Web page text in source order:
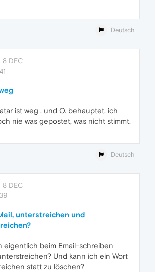
Deutsch
8 DEC
ist weg , und O. behauptet, ich
nie was gepostet, was nicht stimmt.
Deutsch
8 DEC
unterstreichen und
eigentlich beim Email-schreiben
Und kann ich ein Wort
statt zu löschen?